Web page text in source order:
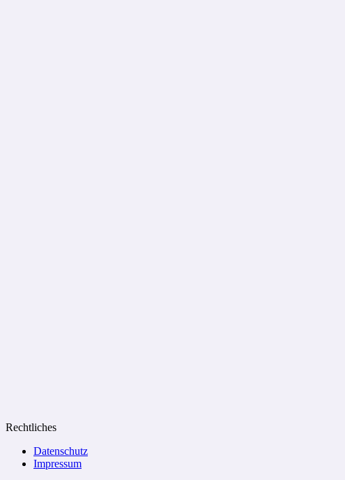
Rechtliches
Datenschutz
Impressum